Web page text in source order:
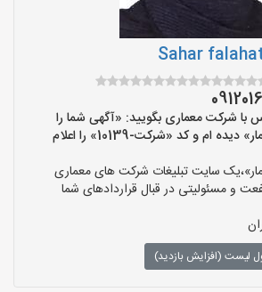
Sahar
با شرکت معماری بگویید: «آگهی شما را
در سایت «هزار معمار» دیده ام و کد «شرکت-10139» را اعلام
سایت تبلیغات شرکت های معماری
و مسئولیتی در قبال قراردادهای شما
لیست (افزایش بازدید)